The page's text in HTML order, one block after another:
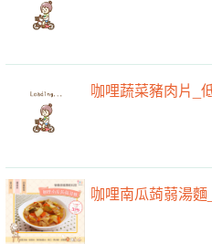
咖哩蔬菜豬肉片_
咖哩南瓜蒟蒻湯